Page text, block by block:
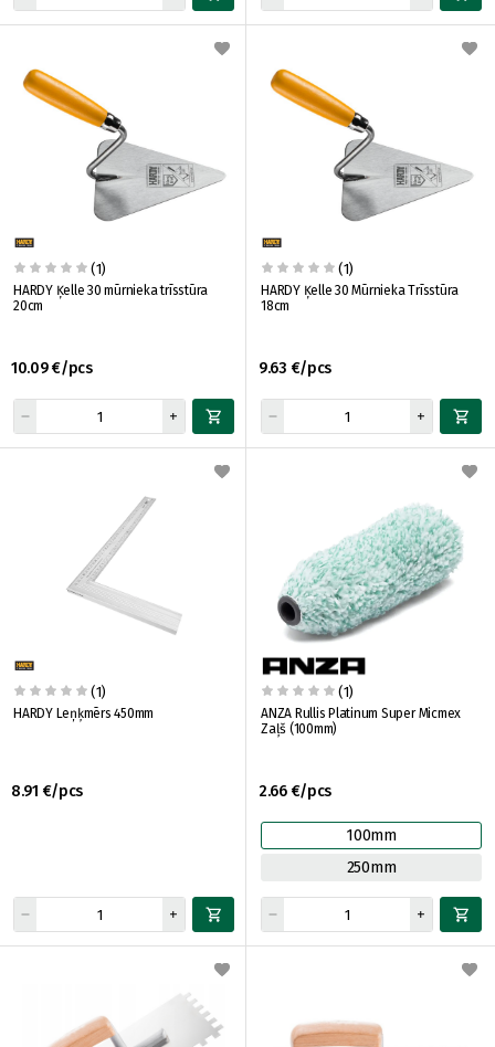
(1)
HARDY Ķelle 30 mūrnieka trīsstūra
20cm
10.09 €/pcs
(1)
HARDY Ķelle 30 Mūrnieka Trīsstūra
18cm
9.63 €/pcs
(1)
HARDY Leņķmērs 450mm
8.91 €/pcs
(1)
ANZA Rullis Platinum Super Micmex
Zaļš (100mm)
2.66 €/pcs
100mm
250mm